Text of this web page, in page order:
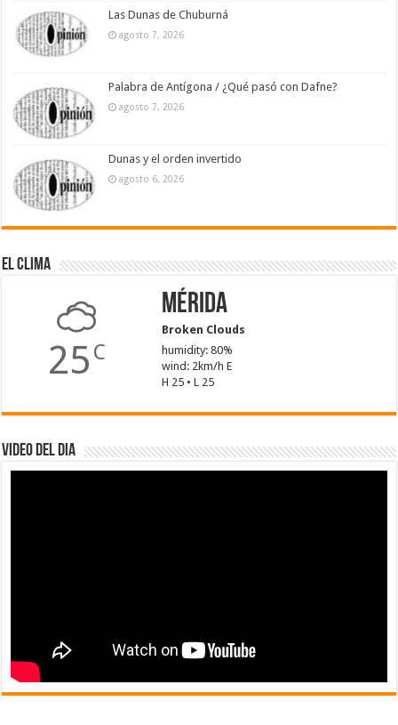
Las Dunas de Chuburná
agosto 7, 2026
Palabra de Antígona / ¿Qué pasó con Dafne?
agosto 7, 2026
Dunas y el orden invertido
agosto 6, 2026
El Clima
25 C
Mérida
Broken Clouds
humidity: 80%
wind: 2km/h E
H 25 • L 25
Video del dia